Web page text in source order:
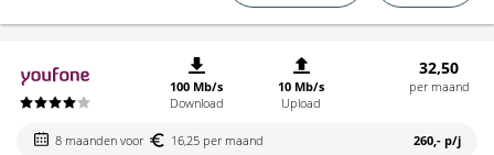
100 Mb/s
Download
10 Mb/s
Upload
32,50
per maand
8 maanden voor 16,25 per maand 260,- p/j